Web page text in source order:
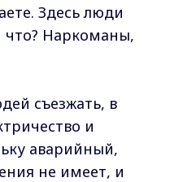
Здесь люди
что? Наркоманы,
съезжать, в
и
аварийный,
не имеет, и